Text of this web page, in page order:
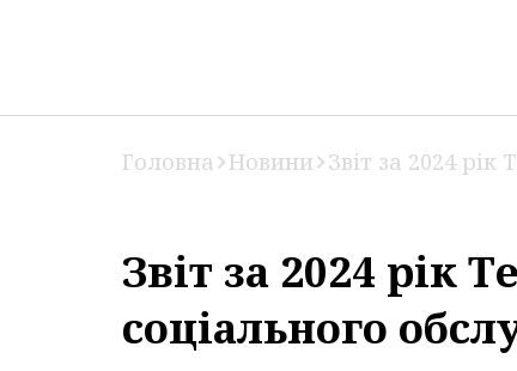
Головна Новини Звіт за 2024
Звіт за 2024 рік
соціального